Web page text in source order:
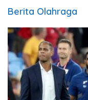
Berita Olahraga